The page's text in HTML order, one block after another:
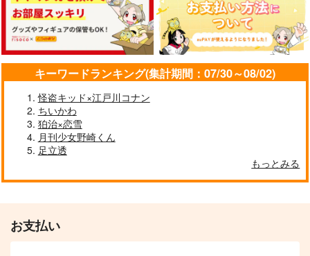
キーワードランキング(集計期間：07/30～08/02)
怪盗キッド×江戸川コナン
ちいかわ
狛治×恋雪
月刊少女野崎くん
足立透
もっとみる
お支払い